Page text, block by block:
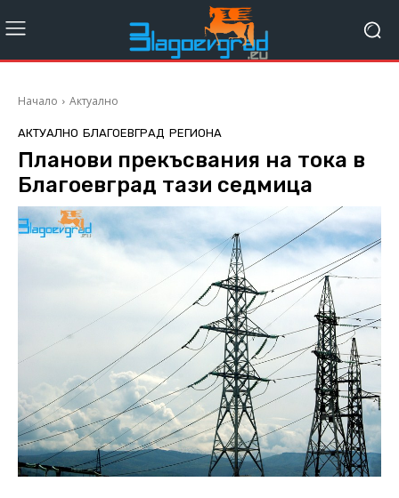
Начало Актуално
АКТУАЛНО БЛАГОЕВГРАД РЕГИОНА
Планови прекъсвания на тока в
Благоевград тази седмица